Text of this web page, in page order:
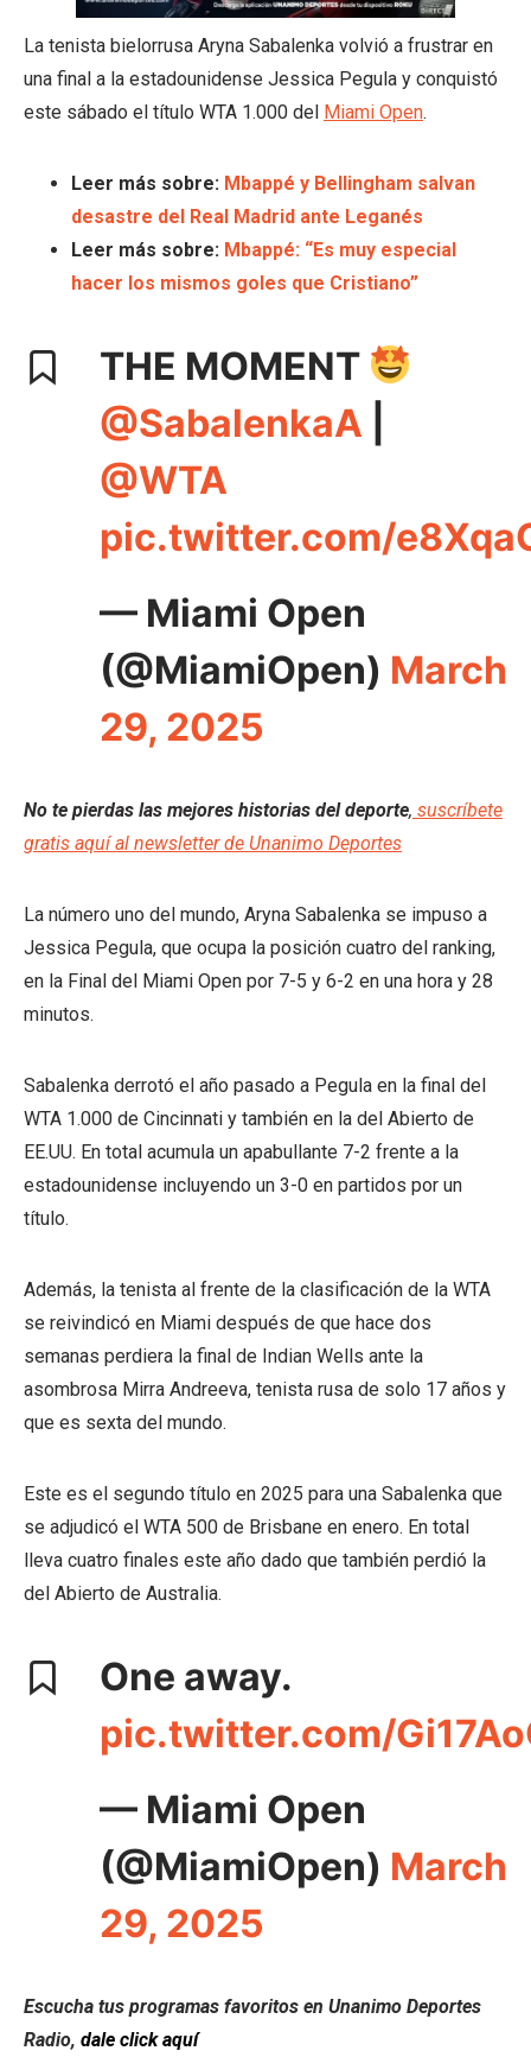
La tenista bielorrusa Aryna Sabalenka volvió a frustrar en
una final a la estadounidense Jessica Pegula y conquistó
este sábado el título WTA 1.000 del Miami Open.
Leer más sobre: Mbappé y Bellingham salvan
desastre del Real Madrid ante Leganés
Leer más sobre: Mbappé: “Es muy especial
hacer los mismos goles que Cristiano”
THE MOMENT
@SabalenkaA
@WTA
pic.twitter.com/
— Miami Open
(@MiamiOpen) March
29, 2025
No te pierdas las mejores historias del deporte, suscríbete
gratis aquí al newsletter de Unanimo Deportes
La número uno del mundo, Aryna Sabalenka se impuso a
Jessica Pegula, que ocupa la posición cuatro del ranking,
en la Final del Miami Open por 7-5 y 6-2 en una hora y 28
minutos.
Sabalenka derrotó el año pasado a Pegula en la final del
WTA 1.000 de Cincinnati y también en la del Abierto de
EE.UU. En total acumula un apabullante 7-2 frente a la
estadounidense incluyendo un 3-0 en partidos por un
título.
Además, la tenista al frente de la clasificación de la WTA
se reivindicó en Miami después de que hace dos
semanas perdiera la final de Indian Wells ante la
asombrosa Mirra Andreeva, tenista rusa de solo 17 años y
que es sexta del mundo.
Este es el segundo título en 2025 para una Sabalenka que
se adjudicó el WTA 500 de Brisbane en enero. En total
lleva cuatro finales este año dado que también perdió la
del Abierto de Australia.
One away.
pic.twitter.com/
— Miami Open
(@MiamiOpen) March
29, 2025
Escucha tus programas favoritos en Unanimo Deportes
Radio, dale click aquí